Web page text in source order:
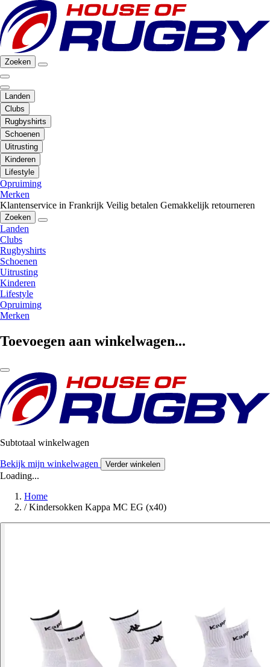
Zoeken
Landen
Clubs
Rugbyshirts
Schoenen
Uitrusting
Kinderen
Lifestyle
Opruiming
Merken
Klantenservice in Frankrijk Veilig betalen Gemakkelijk retourneren
Zoeken
Landen
Clubs
Rugbyshirts
Schoenen
Uitrusting
Kinderen
Lifestyle
Opruiming
Merken
Toevoegen aan winkelwagen...
Subtotaal winkelwagen
Bekijk mijn winkelwagen Verder winkelen
Loading...
Home
/ Kindersokken Kappa MC EG (x40)